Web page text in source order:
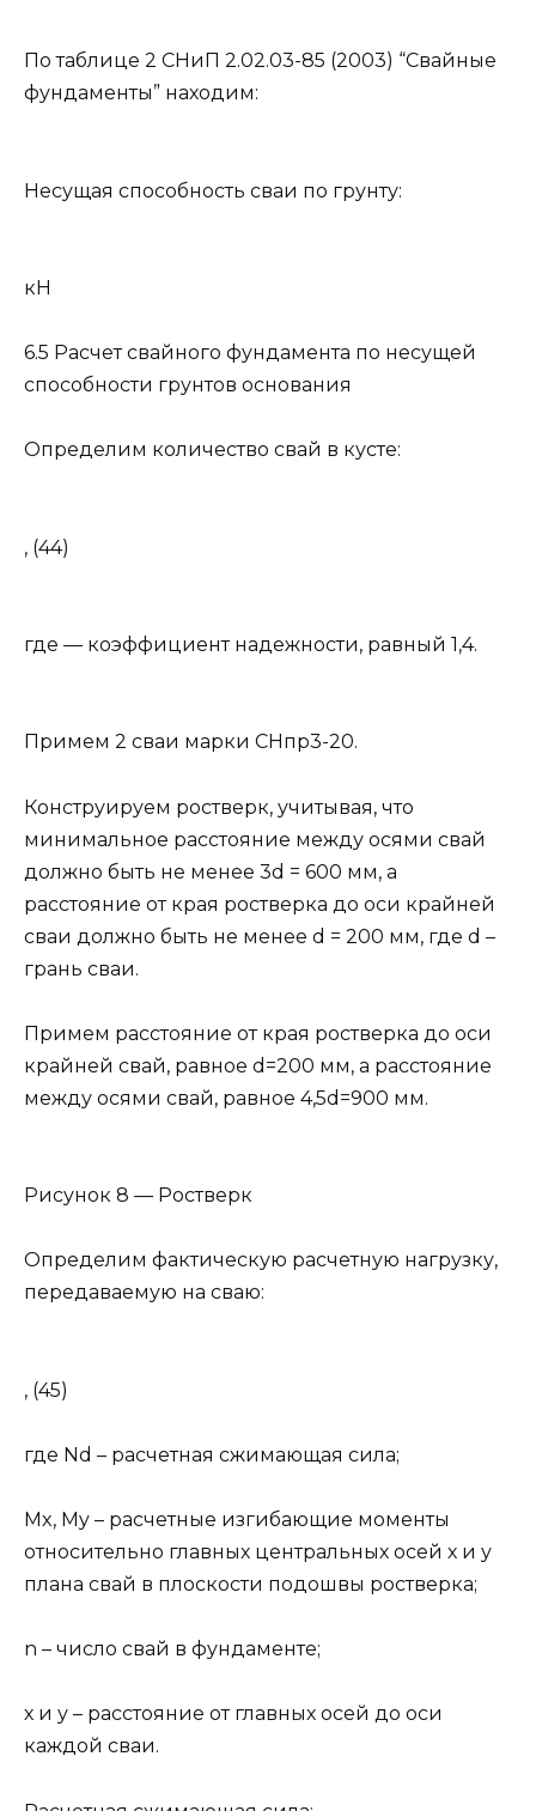
По таблице 2 СНиП 2.02.03-85 (2003) “Свайные
фундаменты” находим:
Несущая способность сваи по грунту:
кН
6.5 Расчет свайного фундамента по несущей
способности грунтов основания
Определим количество свай в кусте:
, (44)
где — коэффициент надежности, равный 1,4.
Примем 2 сваи марки СНпр3-20.
Конструируем ростверк, учитывая, что
минимальное расстояние между осями свай
должно быть не менее 3d = 600 мм, а
расстояние от края ростверка до оси крайней
сваи должно быть не менее d = 200 мм, где d –
грань сваи.
Примем расстояние от края ростверка до оси
крайней свай, равное d=200 мм, а расстояние
между осями свай, равное 4,5d=900 мм.
Рисунок 8 — Ростверк
Определим фактическую расчетную нагрузку,
передаваемую на сваю:
, (45)
где Nd – расчетная сжимающая сила;
Mx, My – расчетные изгибающие моменты
относительно главных центральных осей х и у
плана свай в плоскости подошвы ростверка;
n – число свай в фундаменте;
х и у – расстояние от главных осей до оси
каждой сваи.